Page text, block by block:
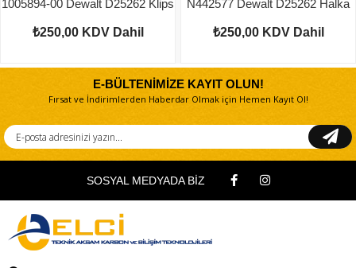
1005894-00 Dewalt D25262 Klips
₺250,00 KDV Dahil
N442577 Dewalt D25262 Halka
₺250,00 KDV Dahil
E-BÜLTENİMİZE KAYIT OLUN!
Fırsat ve İndirimlerden Haberdar Olmak için Hemen Kayıt Ol!
SOSYAL MEDYADA BİZ